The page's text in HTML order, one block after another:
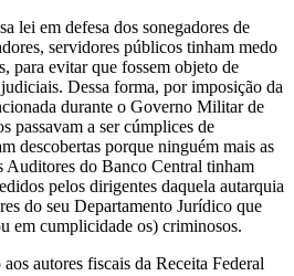
lei em defesa dos sonegadores de
servidores públicos tinham medo
para evitar que fossem objeto de
Dessa forma, por imposição da
durante o Governo Militar de
passavam a ser cúmplices de
descobertas porque ninguém mais as
Auditores do Banco Central tinham
pelos dirigentes daquela autarquia
do seu Departamento Jurídico que
em cumplicidade os) criminosos.
autores fiscais da Receita Federal